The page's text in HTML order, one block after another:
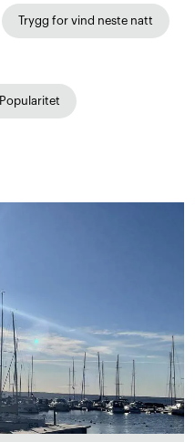
Trygg for vind neste natt
Popularitet